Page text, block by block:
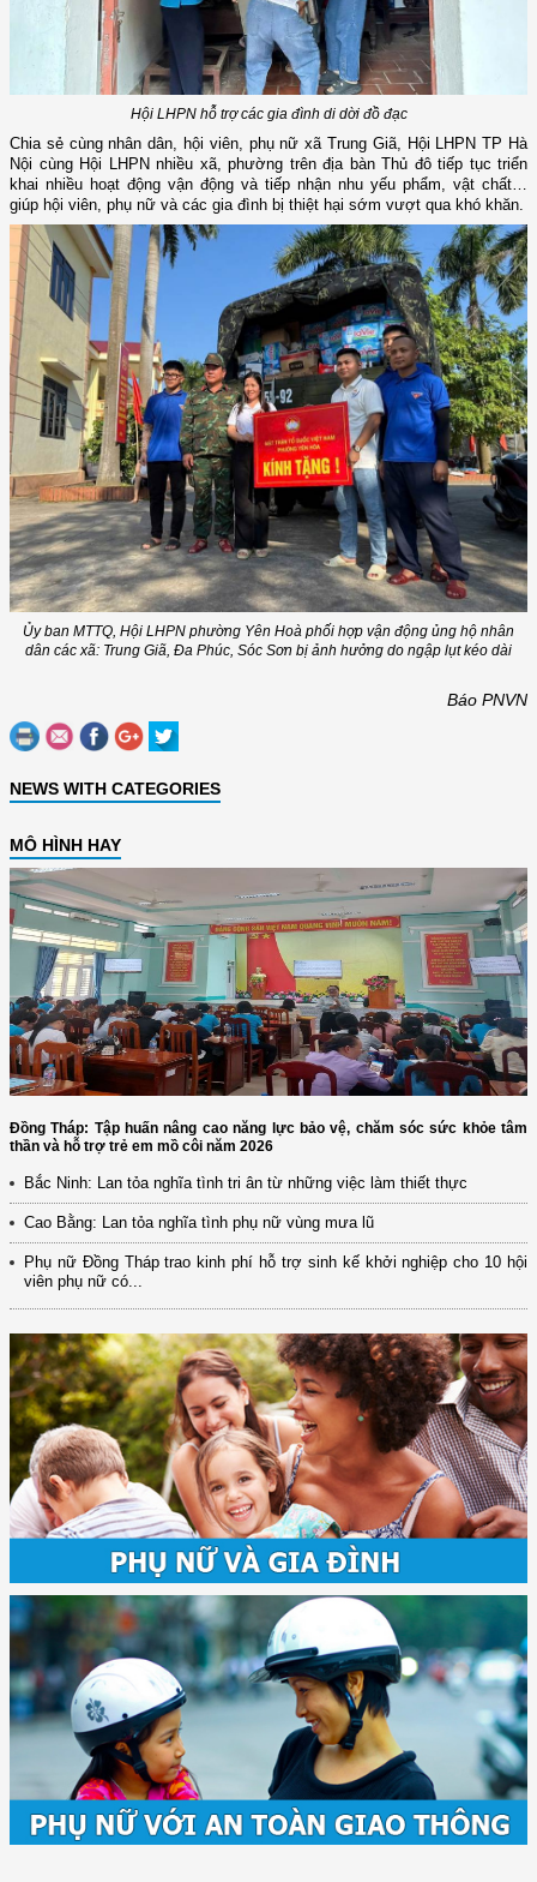
Hội LHPN hỗ trợ các gia đình di dời đồ đạc
Chia sẻ cùng nhân dân, hội viên, phụ nữ xã Trung Giã, Hội LHPN TP Hà
Nội cùng Hội LHPN nhiều xã, phường trên địa bàn Thủ đô tiếp tục triển
khai nhiều hoạt động vận động và tiếp nhận nhu yếu phẩm, vật chất…
giúp hội viên, phụ nữ và các gia đình bị thiệt hại sớm vượt qua khó khăn.
Ủy ban MTTQ, Hội LHPN phường Yên Hoà phối hợp vận động ủng hộ nhân
dân các xã: Trung Giã, Đa Phúc, Sóc Sơn bị ảnh hưởng do ngập lụt kéo dài
Báo PNVN
NEWS WITH CATEGORIES
MÔ HÌNH HAY
Đồng Tháp: Tập huấn nâng cao năng lực bảo vệ, chăm sóc sức khỏe tâm
thần và hỗ trợ trẻ em mồ côi năm 2026
Bắc Ninh: Lan tỏa nghĩa tình tri ân từ những việc làm thiết thực
Cao Bằng: Lan tỏa nghĩa tình phụ nữ vùng mưa lũ
Phụ nữ Đồng Tháp trao kinh phí hỗ trợ sinh kế khởi nghiệp cho 10 hội
viên phụ nữ có...